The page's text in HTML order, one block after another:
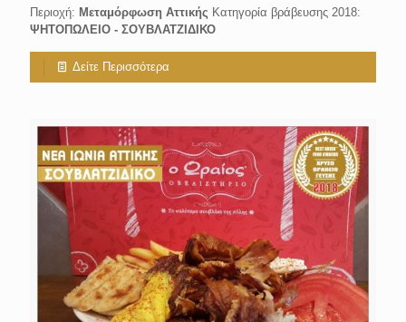
Περιοχή: Μεταμόρφωση Αττικής Κατηγορία βράβευσης 2018:
ΨΗΤΟΠΩΛΕΙΟ - ΣΟΥΒΛΑΤΖΙΔΙΚΟ
Δείτε Περισσότερα